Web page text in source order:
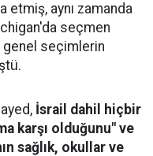
etmiş, aynı zamanda
seçmen
seçimlerin
İsrail dahil hiçbir
karşı olduğunu" ve
sağlık, okullar ve